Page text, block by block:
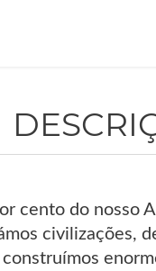
cento do nosso
civilizações,